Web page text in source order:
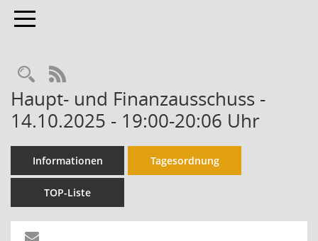
Toggle navigation
RSS-Feed
Haupt- und Finanzausschuss -
14.10.2025 - 19:00-20:06 Uhr
Informationen Tagesordnung
TOP-Liste